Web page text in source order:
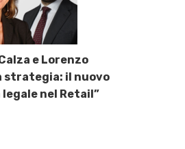
e Lorenzo
strategia: il nuovo
nel Retail”